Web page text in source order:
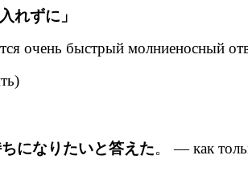
れずに」
очень быстрый молниеносный
になりたいと答えた。 — как